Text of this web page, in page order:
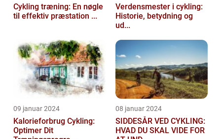
Cykling træning: En nøgle
til effektiv præstation ...
Verdensmester i cykling:
Historie, betydning og
ud...
09 januar 2024
Kalorieforbrug Cykling:
Optimer Dit
08 januar 2024
SIDDESÅR VED CYKLING:
HVAD DU SKAL VIDE FOR